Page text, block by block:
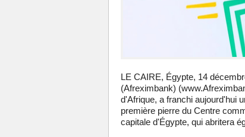
LE CAIRE, Égypte, 14
(Afreximbank)
d'Afrique, a franchi aujourd'hui
première pierre du Centre
capitale d'Égypte, qui abritera